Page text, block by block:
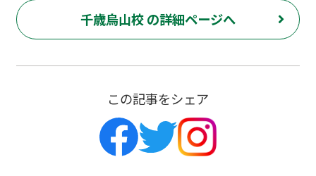
千歳烏山校 の詳細ページへ
この記事をシェア